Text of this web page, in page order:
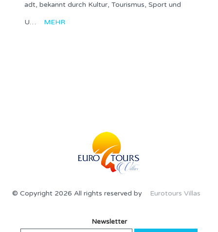
adt, bekannt durch Kultur, Tourismus, Sport und
U… MEHR
© Copyright 2026 All rights reserved by Eurotours Villas
Newsletter